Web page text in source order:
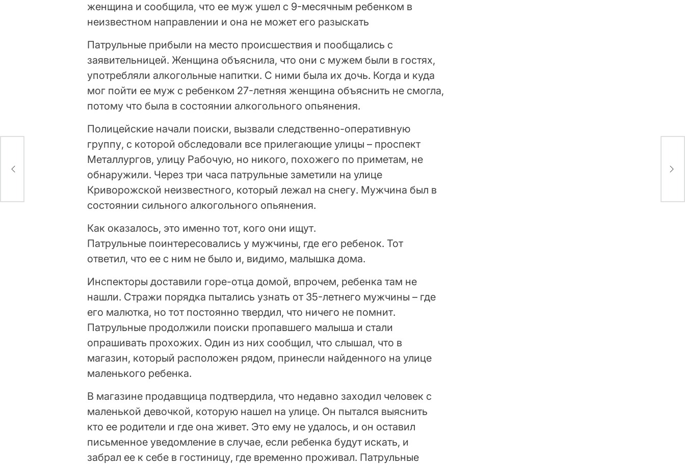
женщина и сообщила, что ее муж ушел с 9-месячным ребенком в
неизвестном направлении и она не может его разыскать
Патрульные прибыли на место происшествия и пообщались с
заявительницей. Женщина объяснила, что они с мужем были в гостях,
употребляли алкогольные напитки. С ними была их дочь. Когда и куда
мог пойти ее муж с ребенком 27-летняя женщина объяснить не смогла,
потому что была в состоянии алкогольного опьянения.
Полицейские начали поиски, вызвали следственно-оперативную
группу, с которой обследовали все прилегающие улицы – проспект
Металлургов, улицу Рабочую, но никого, похожего по приметам, не
обнаружили. Через три часа патрульные заметили на улице
Криворожской неизвестного, который лежал на снегу. Мужчина был в
состоянии сильного алкогольного опьянения.
Как оказалось, это именно тот, кого они ищут.
Патрульные поинтересовались у мужчины, где его ребенок. Тот
ответил, что ее с ним не было и, видимо, малышка дома.
Инспекторы доставили горе-отца домой, впрочем, ребенка там не
нашли. Стражи порядка пытались узнать от 35-летнего мужчины – где
его малютка, но тот постоянно твердил, что ничего не помнит.
Патрульные продолжили поиски пропавшего малыша и стали
опрашивать прохожих. Один из них сообщил, что слышал, что в
магазин, который расположен рядом, принесли найденного на улице
маленького ребенка.
В магазине продавщица подтвердила, что недавно заходил человек с
маленькой девочкой, которую нашел на улице. Он пытался выяснить
кто ее родители и где она живет. Это ему не удалось, и он оставил
письменное уведомление в случае, если ребенка будут искать, и
забрал ее к себе в гостиницу, где временно проживал. Патрульные